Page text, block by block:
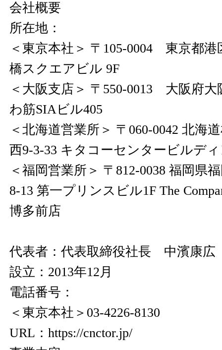
会社概要
所在地：
＜東京本社＞ 〒105-0004 東京都
橋スクエアビル 9F
＜大阪支店＞ 〒550-0013 大阪府大
わ筋SIAビル405
＜北海道営業所＞ 〒060-0042 北海
西9-3-33 キタコーセンタービルデ
＜福岡営業所＞ 〒812-0038 福岡県
8-13 第一プリンスビル1F The
博多前店
代表者：代表取締役社長 中濱康広
設立：2013年12月
電話番号：
＜東京本社＞03-4226-8130
URL： https://cnctor.jp/